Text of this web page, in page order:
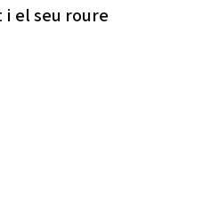
i el seu roure